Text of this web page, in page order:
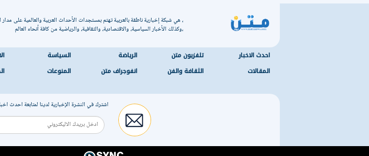
، هي شبكة إخبارية ناطقة بالعربية تهتم بمستجدات الأحداث العربية والعالمية على مدار
،وكذلك الأخبار السياسية، والاقتصادية، والثقافية، والرياضية من كافة أنحاء العالم
احدث الاخبار تلفزيون متن الرياضة السياسة
المقالات
الثقافة والفن انفوجراف متن المنوعات
اشترك في النشرة الإخبارية لدينا لمتابعة احدث